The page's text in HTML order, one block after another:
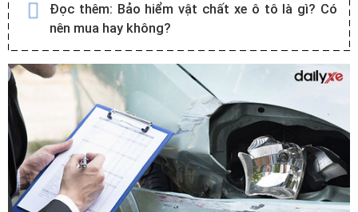
Đọc thêm: Bảo hiểm vật chất xe ô tô là gì? Có
nên mua hay không?